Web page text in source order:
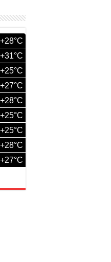
+28°C
+31°C
+25°C
+27°C
+28°C
+25°C
+25°C
+28°C
+27°C